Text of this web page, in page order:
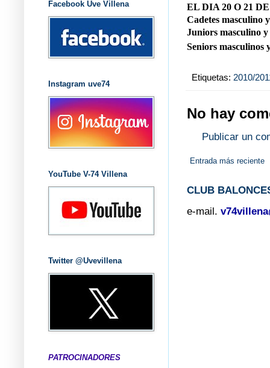
EL DIA 20 O 21
Cadetes masculino
Juniors masculino
Seniors masculinos
Etiquetas: 2010/
No hay
Publicar un
Entrada más reciente
CLUB
e-mail.
Facebook Uve Villena
Instagram uve74
YouTube V-74 Villena
Twitter @Uvevillena
PATROCINADORES